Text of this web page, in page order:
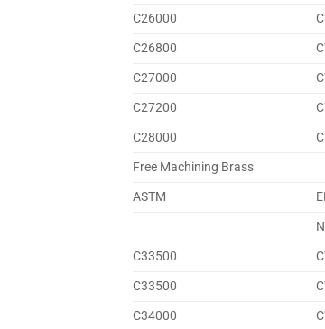
C26000
C26800
C27000
C27200
C28000
Free Machining Brass
ASTM
C33500
C33500
C34000